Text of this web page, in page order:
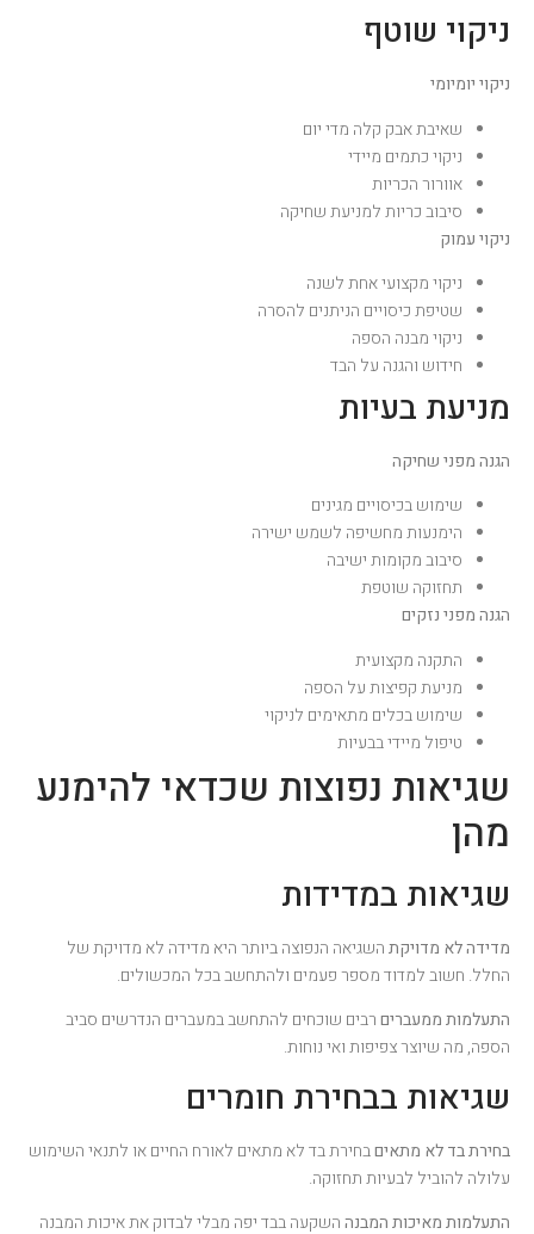
ניקוי שוטף
ניקוי יומיומי
שאיבת אבק קלה מדי יום
ניקוי כתמים מיידי
אוורור הכריות
סיבוב כריות למניעת שחיקה
ניקוי עמוק
ניקוי מקצועי אחת לשנה
שטיפת כיסויים הניתנים להסרה
ניקוי מבנה הספה
חידוש והגנה על הבד
מניעת בעיות
הגנה מפני שחיקה
שימוש בכיסויים מגינים
הימנעות מחשיפה לשמש ישירה
סיבוב מקומות ישיבה
תחזוקה שוטפת
הגנה מפני נזקים
התקנה מקצועית
מניעת קפיצות על הספה
שימוש בכלים מתאימים לניקוי
טיפול מיידי בבעיות
שגיאות נפוצות שכדאי להימנע
מהן
שגיאות במדידות
מדידה לא מדויקתהשגיאה הנפוצה ביותר היא מדידה לא מדויקת של
החלל. חשוב למדוד מספר פעמים ולהתחשב בכל המכשולים.
התעלמות ממעבריםרבים שוכחים להתחשב במעברים הנדרשים סביב
הספה, מה שיוצר צפיפות ואי נוחות.
שגיאות בבחירת חומרים
בחירת בד לא מתאיםבחירת בד לא מתאים לאורח החיים או לתנאי השימוש
עלולה להוביל לבעיות תחזוקה.
התעלמות מאיכות המבנההשקעה בבד יפה מבלי לבדוק את איכות המבנה